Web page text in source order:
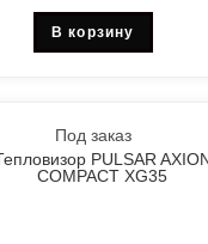
В корзину
Под заказ